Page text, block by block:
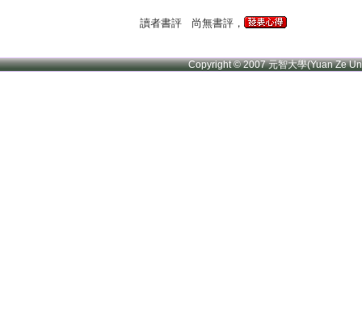
讀者書評 尚無書評，
Copyright © 2007 元智大學(Yuan Ze